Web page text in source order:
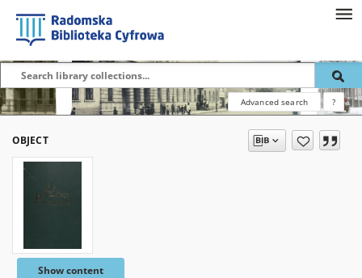
Advanced search ?
OBJECT
Show content